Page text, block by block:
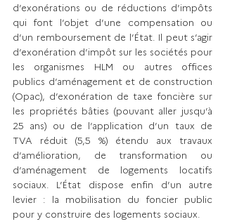
d’exonérations ou de réductions d’impôts
qui font l’objet d’une compensation ou
d’un remboursement de l’État. Il peut s’agir
d’exonération d’impôt sur les sociétés pour
les organismes HLM ou autres offices
publics d’aménagement et de construction
(Opac), d’exonération de taxe foncière sur
les propriétés bâties (pouvant aller jusqu’à
25 ans) ou de l’application d’un taux de
TVA réduit (5,5 %) étendu aux travaux
d’amélioration, de transformation ou
d’aménagement de logements locatifs
sociaux. L’État dispose enfin d’un autre
levier : la mobilisation du foncier public
pour y construire des logements sociaux.